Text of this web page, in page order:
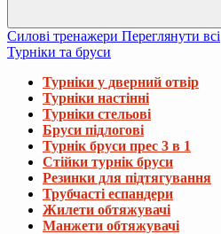
Силові тренажери Переглянути всі
Турніки та бруси
Турніки у дверний отвір
Турніки настінні
Турніки стельові
Бруси підлогові
Турнік бруси прес 3 в 1
Стійки турнік бруси
Резинки для підтягування
Трубчасті еспандери
Жилети обтяжувачі
Манжети обтяжувачі